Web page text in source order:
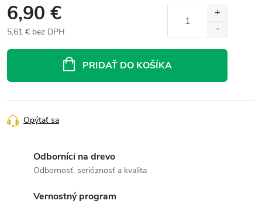
6,90 €
5,61 € bez DPH
PRIDAŤ DO KOŠÍKA
Opýtať sa
Odborníci na drevo
Odbornosť, serióznosť a kvalita
Vernostný program